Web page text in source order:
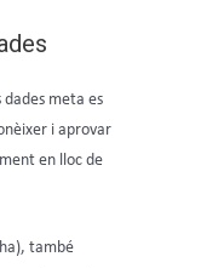
dades meta es
i aprovar
en lloc de
també